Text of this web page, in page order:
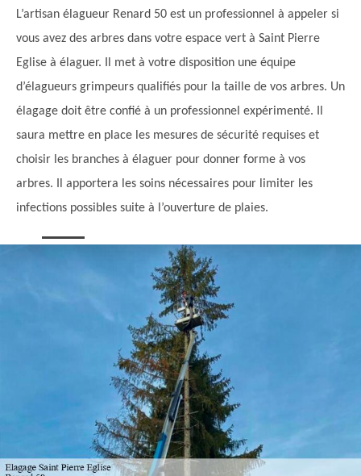
L’artisan élagueur Renard 50 est un professionnel à appeler si
vous avez des arbres dans votre espace vert à Saint Pierre
Eglise à élaguer. Il met à votre disposition une équipe
d’élagueurs grimpeurs qualifiés pour la taille de vos arbres. Un
élagage doit être confié à un professionnel expérimenté. Il
saura mettre en place les mesures de sécurité requises et
choisir les branches à élaguer pour donner forme à vos
arbres. Il apportera les soins nécessaires pour limiter les
infections possibles suite à l’ouverture de plaies.